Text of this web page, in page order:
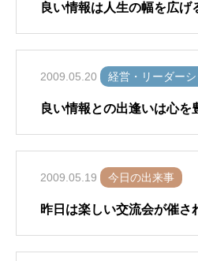
良い情報は人生の幅を広げ
2009.05.20 経営・リーダー
良い情報との出逢いは心を
2009.05.19 今日の出来事
昨日は楽しい交流会が催さ